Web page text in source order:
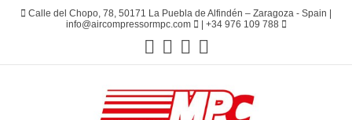
Calle del Chopo, 78, 50171 La Puebla de Alfindén – Zaragoza - Spain |
info@aircompressormpc.com
| +34 976 109 788